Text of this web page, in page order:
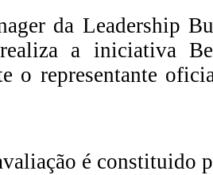
da Leadership
a iniciativa
o representante
é constituido